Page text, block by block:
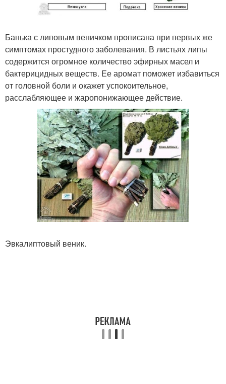
Банька с липовым веничком прописана при первых же
симптомах простудного заболевания. В листьях липы
содержится огромное количество эфирных масел и
бактерицидных веществ. Ее аромат поможет избавиться
от головной боли и окажет успокоительное,
расслабляющее и жаропонижающее действие.
Эвкалиптовый веник.